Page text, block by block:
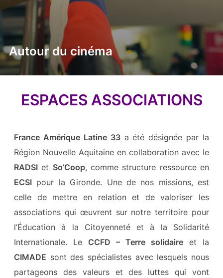
Autour du cinéma
ESPACES ASSOCIATIONS
France Amérique Latine 33a été désignée par la
Région Nouvelle Aquitaine en collaboration avec le
RADSIet So’Coop, comme structure ressource en
ECSIpour la Gironde. Une de nos missions, est
celle de mettre en relation et de valoriser les
associations qui œuvrent sur notre territoire pour
l’Éducation à la Citoyenneté et à la Solidarité
Internationale. Le CCFD – Terre solidaire et la
CIMADE sont des spécialistes avec lesquels nous
partageons des valeurs et des luttes qui vont